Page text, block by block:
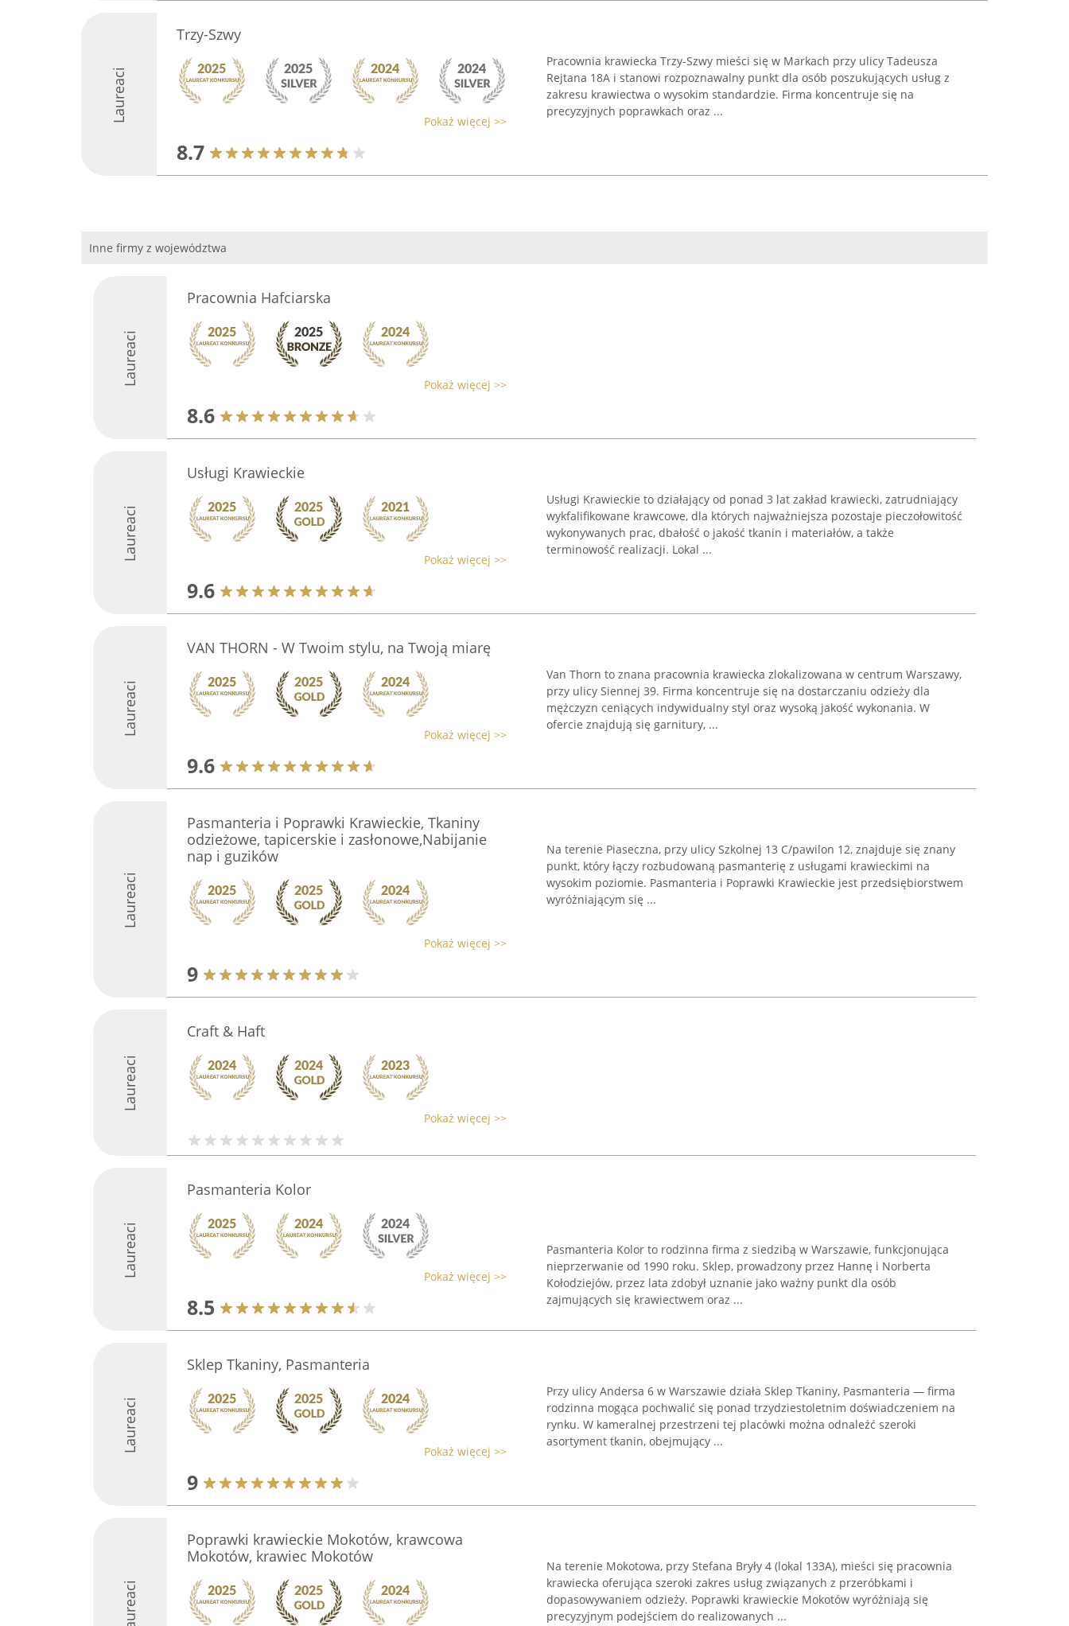
Laureaci
Trzy-Szwy
Pokaż więcej >>
8.7
Pracownia krawiecka Trzy-Szwy mieści się w Markach przy ulicy Tadeusza
Rejtana 18A i stanowi rozpoznawalny punkt dla osób poszukujących usług z
zakresu krawiectwa o wysokim standardzie. Firma koncentruje się na
precyzyjnych poprawkach oraz ...
Inne firmy z województwa
Laureaci
Pracownia Hafciarska
Pokaż więcej >>
8.6
Laureaci
Usługi Krawieckie
Pokaż więcej >>
9.6
Usługi Krawieckie to działający od ponad 3 lat zakład krawiecki, zatrudniający
wykfalifikowane krawcowe, dla których najważniejsza pozostaje pieczołowitość
wykonywanych prac, dbałość o jakość tkanin i materiałów, a także
terminowość realizacji. Lokal ...
Laureaci
VAN THORN - W Twoim stylu, na Twoją miarę
Pokaż więcej >>
9.6
Van Thorn to znana pracownia krawiecka zlokalizowana w centrum Warszawy,
przy ulicy Siennej 39. Firma koncentruje się na dostarczaniu odzieży dla
mężczyzn ceniących indywidualny styl oraz wysoką jakość wykonania. W
ofercie znajdują się garnitury, ...
Laureaci
Pasmanteria i Poprawki Krawieckie, Tkaniny
odzieżowe, tapicerskie i zasłonowe,Nabijanie
nap i guzików
Pokaż więcej >>
9
Na terenie Piaseczna, przy ulicy Szkolnej 13 C/pawilon 12, znajduje się znany
punkt, który łączy rozbudowaną pasmanterię z usługami krawieckimi na
wysokim poziomie. Pasmanteria i Poprawki Krawieckie jest przedsiębiorstwem
wyróżniającym się ...
Laureaci
Craft & Haft
Pokaż więcej >>
Laureaci
Pasmanteria Kolor
Pokaż więcej >>
8.5
Pasmanteria Kolor to rodzinna firma z siedzibą w Warszawie, funkcjonująca
nieprzerwanie od 1990 roku. Sklep, prowadzony przez Hannę i Norberta
Kołodziejów, przez lata zdobył uznanie jako ważny punkt dla osób
zajmujących się krawiectwem oraz ...
Laureaci
Sklep Tkaniny, Pasmanteria
Pokaż więcej >>
9
Przy ulicy Andersa 6 w Warszawie działa Sklep Tkaniny, Pasmanteria — firma
rodzinna mogąca pochwalić się ponad trzydziestoletnim doświadczeniem na
rynku. W kameralnej przestrzeni tej placówki można odnaleźć szeroki
asortyment tkanin, obejmujący ...
Laureaci
Poprawki krawieckie Mokotów, krawcowa
Mokotów, krawiec Mokotów
Na terenie Mokotowa, przy Stefana Bryły 4 (lokal 133A), mieści się pracownia
krawiecka oferująca szeroki zakres usług związanych z przeróbkami i
dopasowywaniem odzieży. Poprawki krawieckie Mokotów wyróżniają się
precyzyjnym podejściem do realizowanych ...